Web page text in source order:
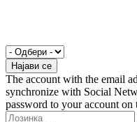
The account with the email
synchronize with Social
password to your account on